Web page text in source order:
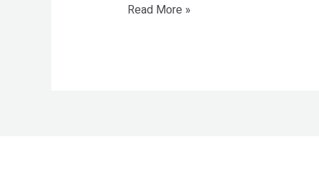
Read More »